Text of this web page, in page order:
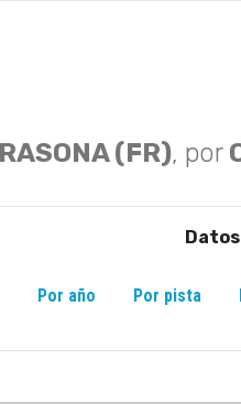
(FR), por
Datos
Por año Por pista